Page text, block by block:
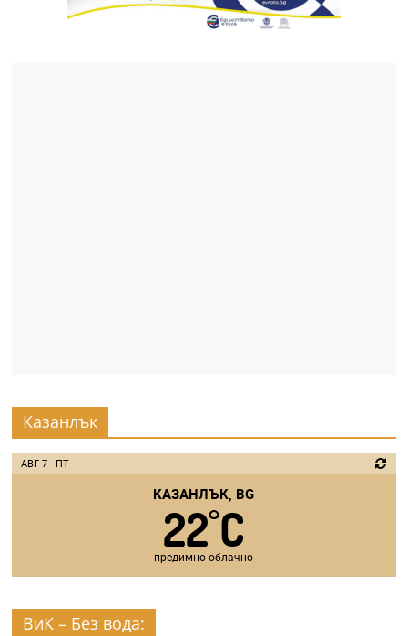
Казанлък
АВГ 7 - ПТ
КАЗАНЛЪК, BG
22°C
предимно облачно
ВиК – Без вода: